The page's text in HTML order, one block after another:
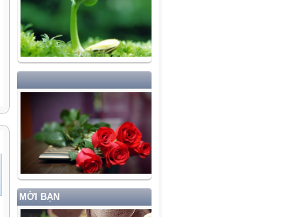
MỜI BẠN